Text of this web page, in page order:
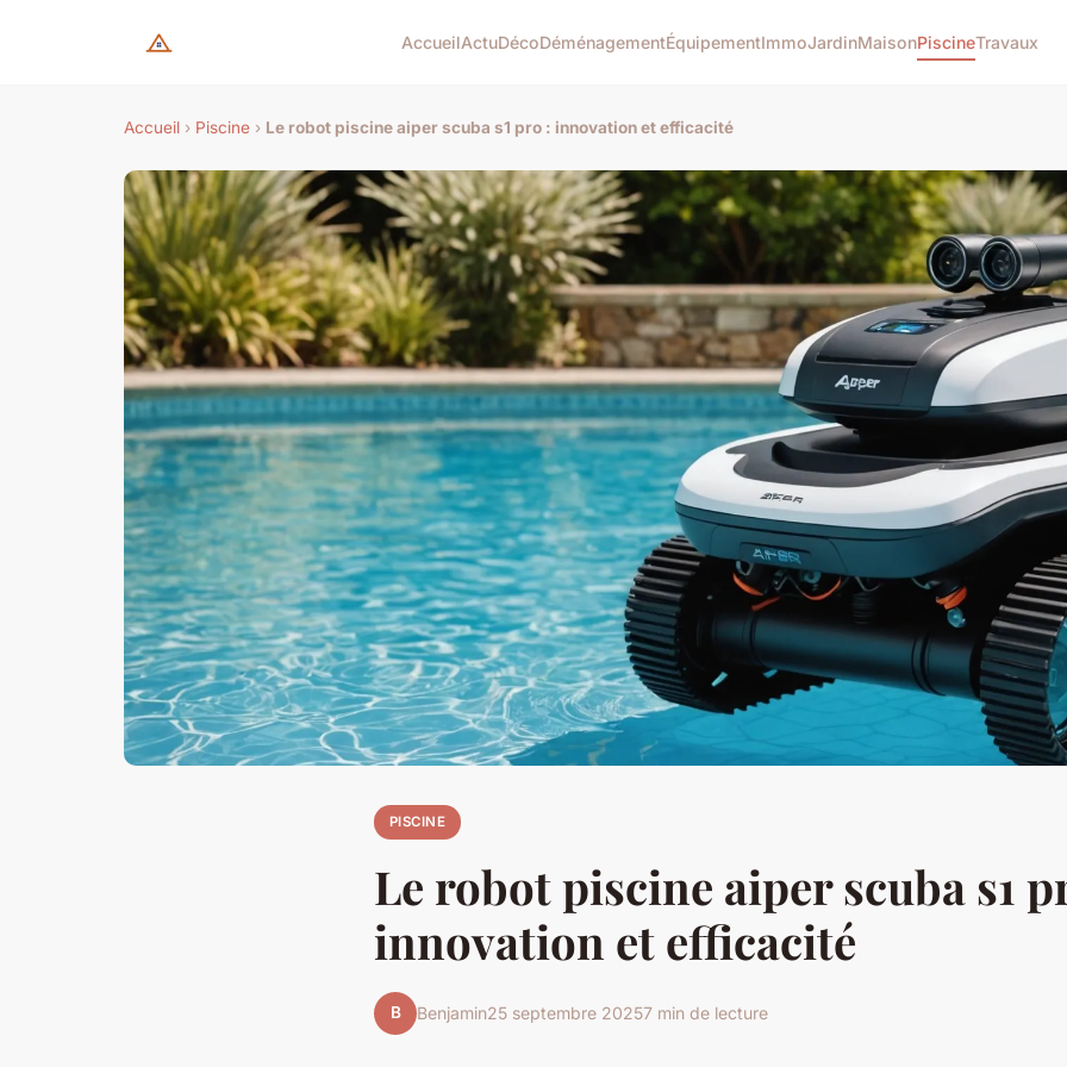
AccueilActuDécoDéménagementÉquipementImmoJardinMaisonPiscineTravaux
Accueil › Piscine › Le robot piscine aiper scuba s1 pro : innovation et efficacité
PISCINE
Le robot piscine aiper scuba s1
innovation et efficacité
B Benjamin25 septembre 20257 min de lecture